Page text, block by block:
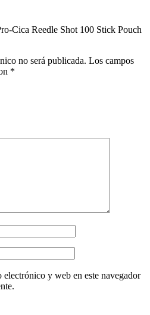
Cica Reedle Shot 100 Stick Pouch
no será publicada. Los campos
*
y web en este navegador